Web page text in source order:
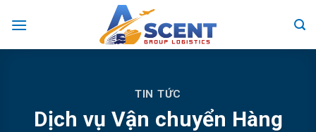
TIN TỨC
Dịch vụ Vận chuyển Hàng